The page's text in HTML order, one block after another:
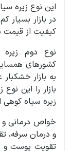
این نوع زیره
در بازار بسیار
کیفیت از قیمت
نوع دوم زیره
کشورهای
به بازار
بازار را این
زیره سیاه کوهی
خواص درمانی و
و درمان سرفه،
تقویت پوست و